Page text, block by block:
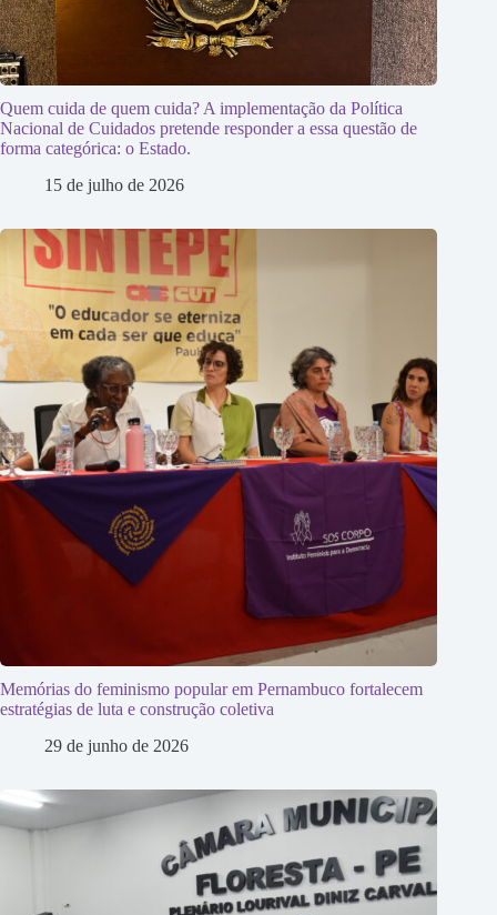
Quem cuida de quem cuida? A implementação da Política
Nacional de Cuidados pretende responder a essa questão de
forma categórica: o Estado.
15 de julho de 2026
Memórias do feminismo popular em Pernambuco fortalecem
estratégias de luta e construção coletiva
29 de junho de 2026